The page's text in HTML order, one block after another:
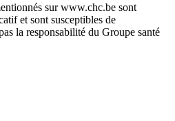
sur www.chc.be sont
et sont susceptibles de
la responsabilité du Groupe santé